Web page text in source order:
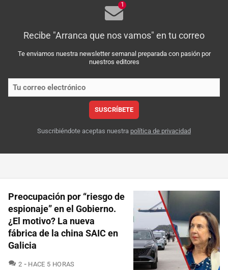
1
Recibe "Arranca que nos vamos" en tu correo
Te enviamos nuestra newsletter semanal preparada con pasión por
nuestros editores
SUSCRÍBETE
Suscribiéndote aceptas nuestra política de privacidad
Preocupación por “riesgo de
espionaje” en el Gobierno.
¿El motivo? La nueva
fábrica de la china SAIC en
Galicia
2 COMENTARIOS
HACE 5 HORAS